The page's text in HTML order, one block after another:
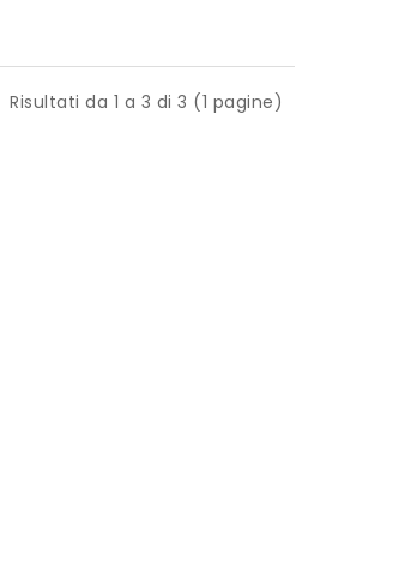
Risultati da 1 a 3 di 3 (1 pagine)